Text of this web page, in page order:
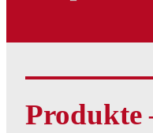
Produkte